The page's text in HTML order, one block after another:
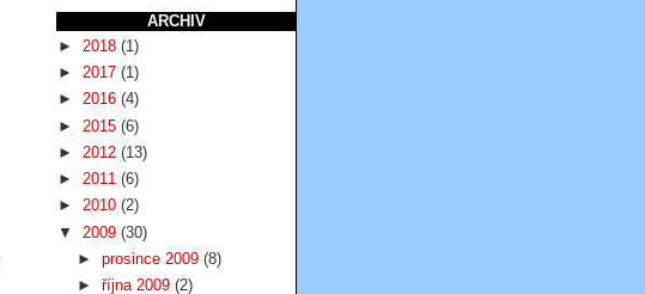
ARCHIV
► 2018 (1)
► 2017 (1)
► 2016 (4)
► 2015 (6)
► 2012 (13)
► 2011 (6)
► 2010 (2)
▼ 2009 (30)
► prosince 2009 (8)
► října 2009 (2)